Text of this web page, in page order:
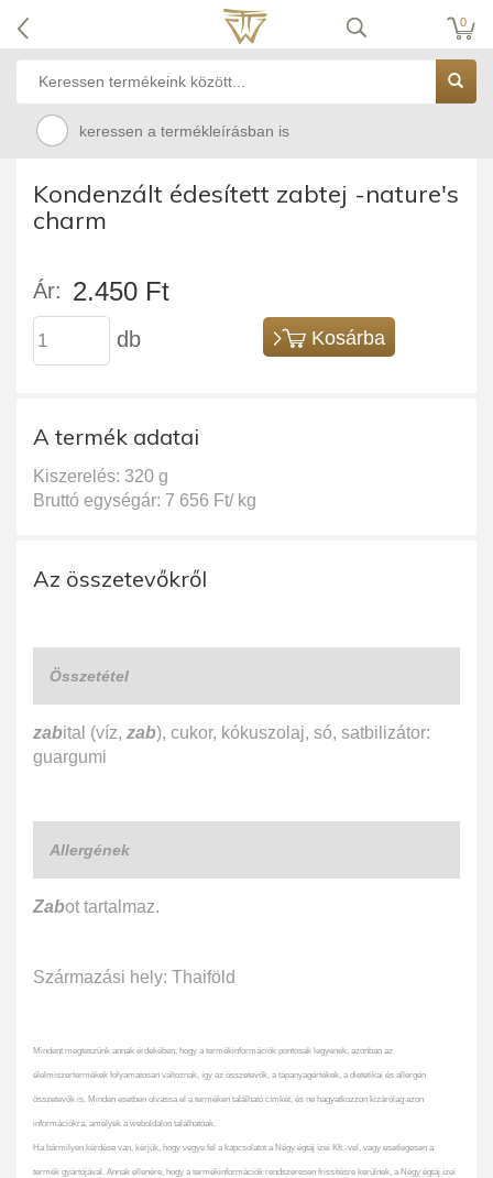
0
keressen a termékleírásban is
Kondenzált édesített zabtej -nature's
charm
Ár: 2.450 Ft
db Kosárba
A termék adatai
Kiszerelés: 320 g
Bruttó egységár: 7 656 Ft/ kg
Az összetevőkről
Összetétel
zabital (víz, zab), cukor, kókuszolaj, só, satbilizátor:
guargumi
Allergének
Zabot tartalmaz.
Származási hely: Thaiföld
Mindent megteszünk annak érdekében, hogy a termékinformációk pontosak legyenek, azonban az
élelmiszertermékek folyamatosan változnak, így az összetevők, a tápanyagértékek, a dietetikai és allergén
összetevők is. Minden esetben olvassa el a terméken található címkét, és ne hagyatkozzon kizárólag azon
információkra, amelyek a weboldalon találhatóak.
Ha bármilyen kérdése van, kérjük, hogy vegye fel a kapcsolatot a Négy égtáj ízei Kft.-vel, vagy esetlegesen a
termék gyártójával. Annak ellenére, hogy a termékinformációk rendszeresen frissítésre kerülnek, a Négy égtáj ízei